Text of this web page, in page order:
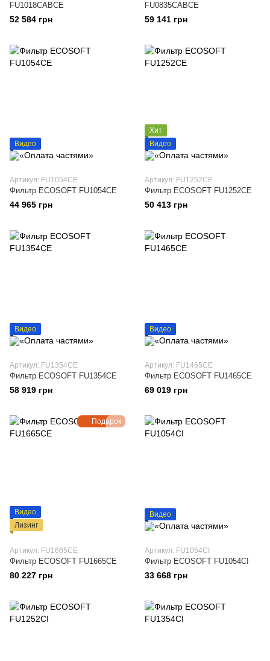
FU1018CABCE
52 584 грн
FU0835CABCE
59 141 грн
Видео
Артикул: FU1054CE
Фильтр ECOSOFT FU1054CE
44 965 грн
Хит
Видео
Артикул: FU1252CE
Фильтр ECOSOFT FU1252CE
50 413 грн
Видео
Артикул: FU1354CE
Фильтр ECOSOFT FU1354CE
58 919 грн
Видео
Артикул: FU1465CE
Фильтр ECOSOFT FU1465CE
69 019 грн
Подарок
Видео
Лизинг
Артикул: FU1665CE
Фильтр ECOSOFT FU1665CE
80 227 грн
Видео
Артикул: FU1054CI
Фильтр ECOSOFT FU1054CI
33 668 грн